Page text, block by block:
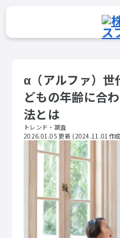
α（アルファ）世
どもの年齢に合
法とは
トレンド・調査
2026.01.05 更新 (2024.11.01作